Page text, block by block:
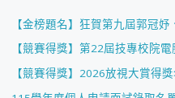
【金榜題名】狂賀第九屆郭冠
【競賽得獎】第22屆技專校院
【競賽得獎】2026放視大賞得